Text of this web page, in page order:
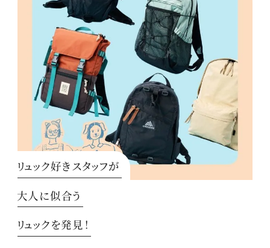
リュック好きスタッフが
大人に似合う
リュックを発見！